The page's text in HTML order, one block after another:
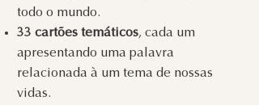
todo o mundo.
33 cartões temáticos, cada um
apresentando uma palavra
relacionada à um tema de nossas
vidas.